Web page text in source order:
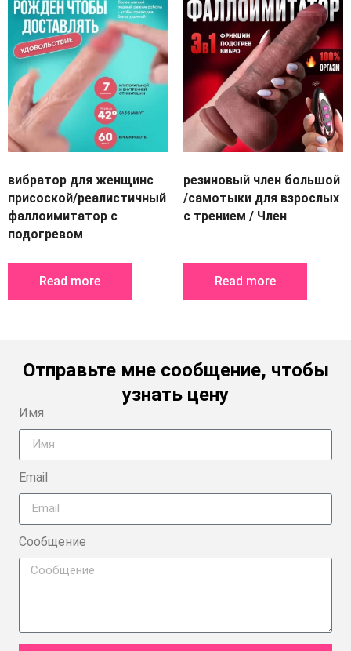
вибратор для женщинс
присоской/реалистичный
фаллоимитатор с
подогревом
Read more
резиновый член большой
/самотыки для взрослых
с трением / Член
Read more
Отправьте мне сообщение, чтобы
узнать цену
Имя
Email
Сообщение